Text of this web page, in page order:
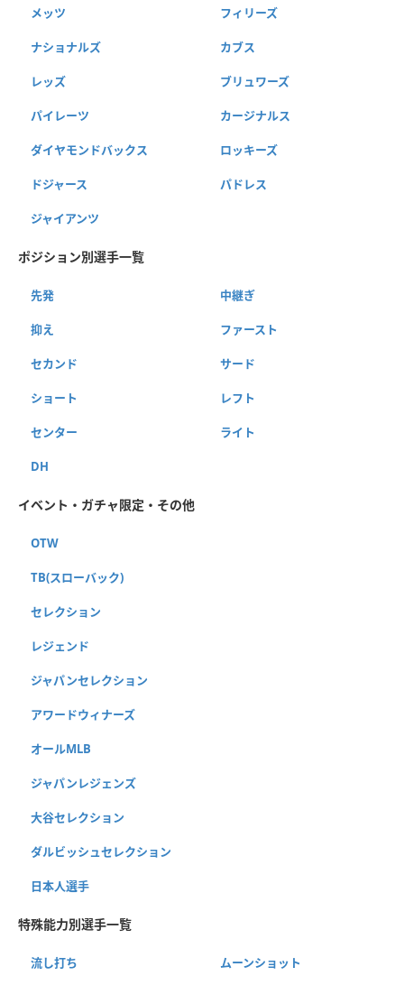
メッツ フィリーズ
ナショナルズ カブス
レッズ ブリュワーズ
パイレーツ カージナルス
ダイヤモンドバックス ロッキーズ
ドジャース パドレス
ジャイアンツ
ポジション別選手一覧
先発 中継ぎ
抑え ファースト
セカンド サード
ショート レフト
センター ライト
DH
イベント・ガチャ限定・その他
OTW
TB(スローバック)
セレクション
レジェンド
ジャパンセレクション
アワードウィナーズ
オールMLB
ジャパンレジェンズ
大谷セレクション
ダルビッシュセレクション
日本人選手
特殊能力別選手一覧
流し打ち ムーンショット